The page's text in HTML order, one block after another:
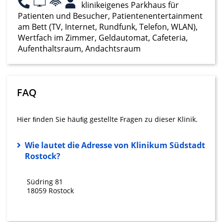
klinikeigenes Parkhaus für
Patienten und Besucher, Patientenentertainment
am Bett (TV, Internet, Rundfunk, Telefon, WLAN),
Wertfach im Zimmer, Geldautomat, Cafeteria,
Aufenthaltsraum, Andachtsraum
FAQ
Hier ﬁnden Sie häuﬁg gestellte Fragen zu dieser Klinik.
Wie lautet die Adresse von Klinikum Südstadt
Rostock?
Südring 81
18059 Rostock
Analyse von Zielgruppen durch Statistiken
oder Kombinationen von Daten aus
verschiedenen Quellen
Entwicklung und Verbesserung der
Angebote
IAB-Besonderheiten:
Nicht-IAB-Verarbeitungszwecke:
Performance